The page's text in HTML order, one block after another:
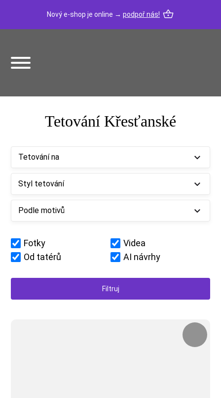
Nový e-shop je online → podpoř nás!
Tetování Křesťanské
Tetování na
Styl tetování
Podle motivů
Fotky
Videa
Od tatérů
AI návrhy